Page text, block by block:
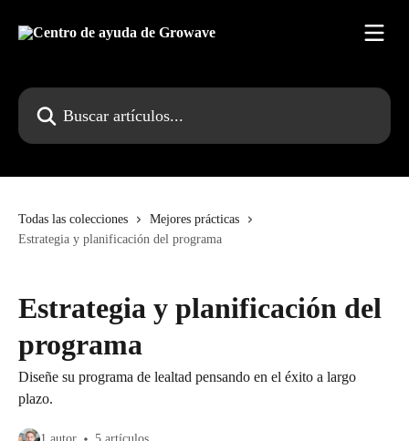
Buscar artículos...
Todas las colecciones
Mejores prácticas
Estrategia y planificación del programa
Estrategia y planificación del
programa
Diseñe su programa de lealtad pensando en el éxito a largo
plazo.